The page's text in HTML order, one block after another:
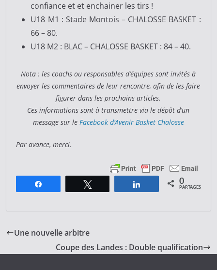
confiance et et enchainer les tirs !
U18 M1 : Stade Montois – CHALOSSE BASKET :
66 – 80.
U18 M2 : BLAC – CHALOSSE BASKET : 84 – 40.
Nota : les coachs ou responsables d’équipes sont invités à
envoyer les commentaires de leur rencontre, afin de les faire
figurer dans les prochains articles.
Ces informations sont à transmettre via le dépôt d’un
message sur le Facebook d’Avenir Basket Chalosse
Par avance, merci.
Partagez 0
PARTAGES
Une nouvelle arbitre
Coupe des Landes : Double qualification